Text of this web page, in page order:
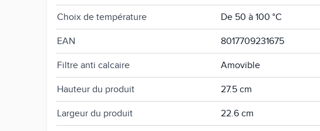
Choix de température De 50 à 100 °C
EAN 8017709231675
Filtre anti calcaire Amovible
Hauteur du produit 27.5 cm
Largeur du produit 22.6 cm